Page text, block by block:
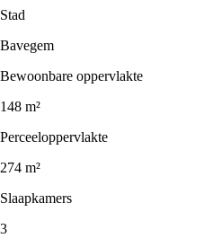
Stad
Bavegem
Bewoonbare oppervlakte
148 m²
Perceeloppervlakte
274 m²
Slaapkamers
3